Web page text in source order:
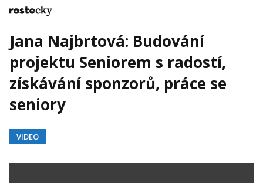
Mentoring
Podcasty
Solo
Akce
Inzerce
Přihlášení
Domů
Jana Najbrtová: Budování
projektu Seniorem s radostí,
získávání sponzorů, práce se
seniory
VIDEO